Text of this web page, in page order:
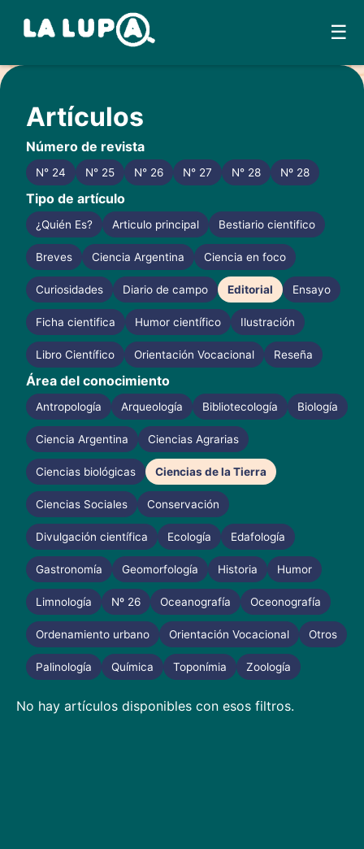
Skip
to
content
☰
Artículos
Número de revista
N° 24 N° 25 N° 26 N° 27 N° 28 Nº 28
Tipo de artículo
¿Quién Es? Articulo principal Bestiario cientifico
Breves Ciencia Argentina Ciencia en foco
Curiosidades Diario de campo Editorial Ensayo
Ficha cientifica Humor científico Ilustración
Libro Científico Orientación Vocacional Reseña
Área del conocimiento
Antropología Arqueología Bibliotecología Biología
Ciencia Argentina Ciencias Agrarias
Ciencias biológicas Ciencias de la Tierra
Ciencias Sociales Conservación
Divulgación científica Ecología Edafología
Gastronomía Geomorfología Historia Humor
Limnología Nº 26 Oceanografía Oceonografía
Ordenamiento urbano Orientación Vocacional Otros
Palinología Química Toponímia Zoología
No hay artículos disponibles con esos filtros.